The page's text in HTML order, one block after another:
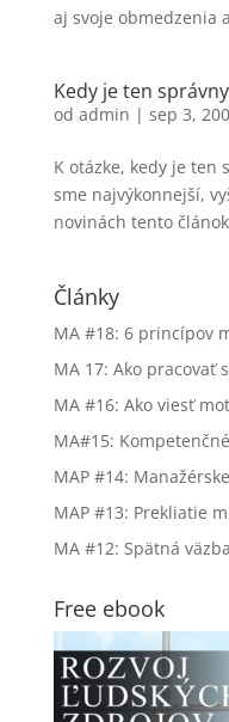
aj svoje obmedzenia
Kedy je ten
od admin | sep 3,
K otázke, kedy je ten
sme najvýkonnejší,
novinách tento
Články
MA #18: 6 princípov
MA 17: Ako pracovať
MA #16: Ako viesť
MA#15:
MAP #14:
MAP #13: Prekliatie
MA #12: Spätná väzba
Free ebook